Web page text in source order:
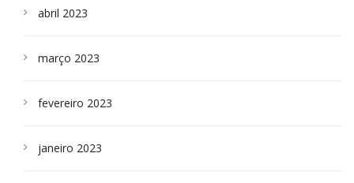
abril 2023
março 2023
fevereiro 2023
janeiro 2023